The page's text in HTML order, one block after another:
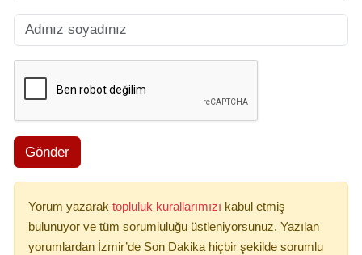
Gönder
Yorum yazarak topluluk kurallarımızı kabul etmiş
bulunuyor ve tüm sorumluluğu üstleniyorsunuz. Yazılan
yorumlardan İzmir’de Son Dakika hiçbir şekilde sorumlu